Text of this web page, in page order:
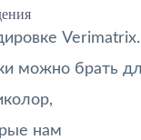
Verimatrix.
можно брать
нам